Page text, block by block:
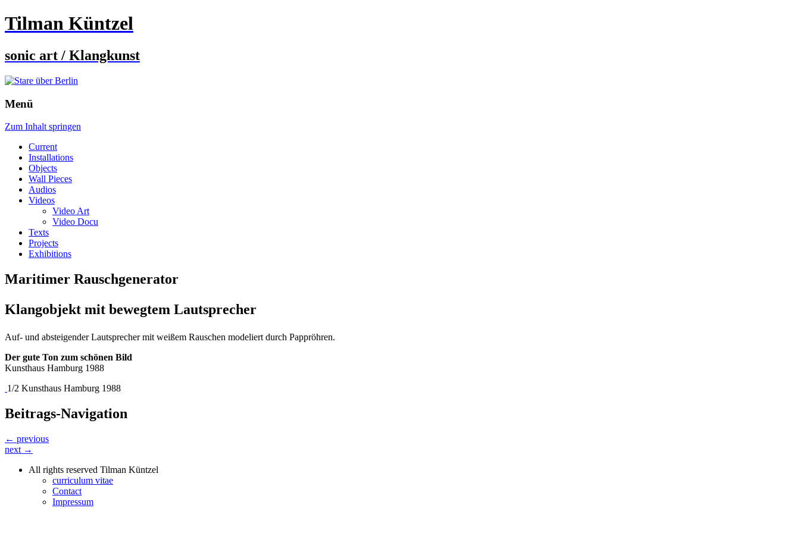
Tilman Küntzel
sonic art / Klangkunst
Menü
Zum Inhalt springen
Current
Installations
Objects
Wall Pieces
Audios
Videos
Video Art
Video Docu
Texts
Projects
Exhibitions
Maritimer Rauschgenerator
Klangobjekt mit bewegtem Lautsprecher
Auf- und absteigender Lautsprecher mit weißem Rauschen modeliert durch Pappröhren.
Der gute Ton zum schönen Bild
Kunsthaus Hamburg 1988
1/2 Kunsthaus Hamburg 1988
Beitrags-Navigation
← previous
next →
All rights reserved Tilman Küntzel
curriculum vitae
Contact
Impressum